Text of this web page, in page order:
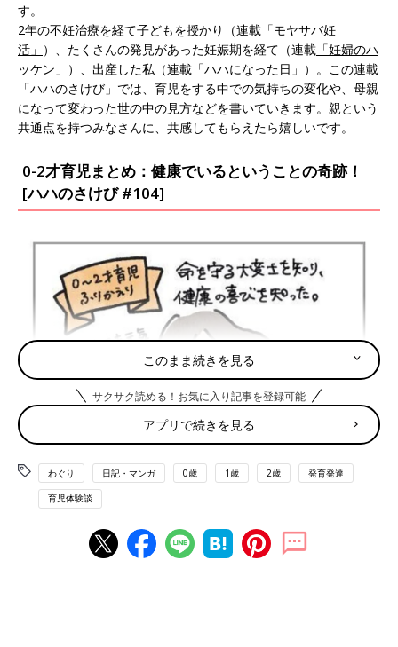
す。
2年の不妊治療を経て子どもを授かり（連載 「モヤサバ妊
活」 ）、たくさんの発見があった妊娠期を経て（連載 「妊婦のハ
ッケン」 ）、出産した私（連載 「ハハになった日」 ）。この連載
「ハハのさけび」では、育児をする中での気持ちの変化や、母親
になって変わった世の中の見方などを書いていきます。親という
共通点を持つみなさんに、共感してもらえたら嬉しいです。
0-2才育児まとめ：健康でいるということの奇跡！
[ハハのさけび #104]
たなーと思い・・・これを機に、ハハのさけび#101-110では、
育児を振り返ってみようと思います！
このまま続きを見る
サクサク読める！お気に入り記事を登録可能
アプリで続きを見る
わぐり 日記・マンガ 0歳 1歳 2歳 発育発達
育児体験談